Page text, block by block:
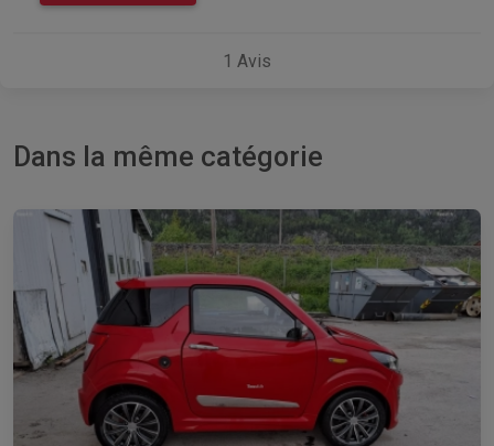
1 Avis
Dans la même catégorie